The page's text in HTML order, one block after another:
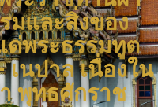
มและสิ่งของ
พระธรรมทูต
เนปาล เนื่องใน
พุทธศักราช